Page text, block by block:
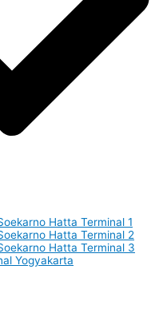
Hatta Terminal 1
Hatta Terminal 2
Hatta Terminal 3
Yogyakarta